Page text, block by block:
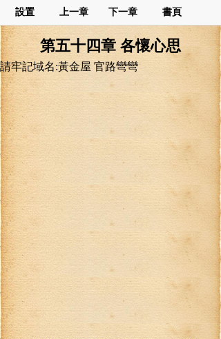
設置 上一章 下一章 書頁
第五十四章 各懷心思
請牢記域名:黃金屋 官路彎彎